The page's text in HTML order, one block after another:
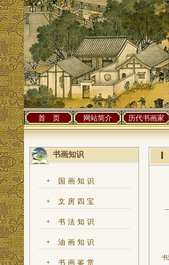
首 页 网站简介 历代书画家
书画知识
+ 国画知识
+ 文房四宝
+ 书法知识
+ 油画知识
+ 书画鉴赏
书